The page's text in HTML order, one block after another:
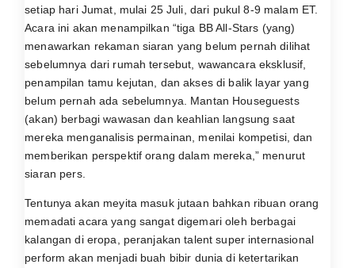
setiap hari Jumat, mulai 25 Juli, dari pukul 8-9 malam ET.
Acara ini akan menampilkan “tiga BB All-Stars (yang)
menawarkan rekaman siaran yang belum pernah dilihat
sebelumnya dari rumah tersebut, wawancara eksklusif,
penampilan tamu kejutan, dan akses di balik layar yang
belum pernah ada sebelumnya. Mantan Houseguests
(akan) berbagi wawasan dan keahlian langsung saat
mereka menganalisis permainan, menilai kompetisi, dan
memberikan perspektif orang dalam mereka,” menurut
siaran pers.
Tentunya akan meyita masuk jutaan bahkan ribuan orang
memadati acara yang sangat digemari oleh berbagai
kalangan di eropa, peranjakan talent super internasional
perform akan menjadi buah bibir dunia di ketertarikan